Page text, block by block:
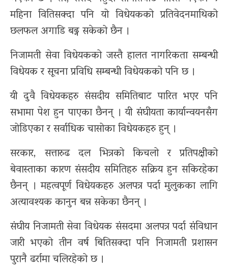
महिना वितिसक्दा पनि यो विधेयकको प्रतिवेदनमाथिको
छलफल अगाडि बढ्न सकेको छैन ।
निजामती सेवा विधेयकको जस्तै हालत नागरिकता सम्बन्धी
विधेयक र सूचना प्रविधि सम्बन्धी विधेयकको पनि छ ।
यी दुवै विधेयकहरु संसदीय समितिबाट पारित भएर पनि
सभामा पेश हुन पाएका छैनन् । यी संघीयता कार्यान्वयनसँग
जोडिएका र सर्वाधिक चासोका विधेयकहरु हुन् ।
सरकार, सत्तारुढ दल भित्रको किचलो र प्रतिपक्षीको
बेवास्ताका कारण संसदीय समितिहरु सक्रिय हुन सकिरहेका
छैनन् । महत्वपूर्ण विधेयकहरु अलपत्र पर्दा मुलुकका लागि
अत्यावश्यक कानुन बन्न सकेका छैनन् ।
संघीय निजामती सेवा विधेयक संसदमा अलपत्र पर्दा संविधान
जारी भएको तीन वर्ष बितिसक्दा पनि निजामती प्रशासन
पुरानै ढर्रामा चलिरहेको छ ।